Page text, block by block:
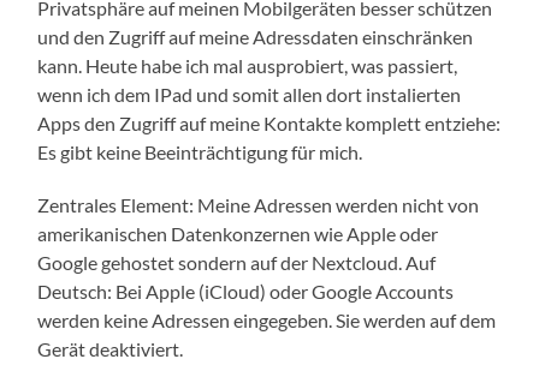
Privatsphäre auf meinen Mobilgeräten besser schützen
und den Zugriff auf meine Adressdaten einschränken
kann. Heute habe ich mal ausprobiert, was passiert,
wenn ich dem IPad und somit allen dort instalierten
Apps den Zugriff auf meine Kontakte komplett entziehe:
Es gibt keine Beeinträchtigung für mich.
Zentrales Element: Meine Adressen werden nicht von
amerikanischen Datenkonzernen wie Apple oder
Google gehostet sondern auf der Nextcloud. Auf
Deutsch: Bei Apple (iCloud) oder Google Accounts
werden keine Adressen eingegeben. Sie werden auf dem
Gerät deaktiviert.